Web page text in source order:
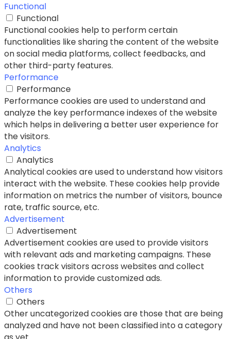
Functional
Functional
Functional cookies help to perform certain
functionalities like sharing the content of the website
on social media platforms, collect feedbacks, and
other third-party features.
Performance
Performance
Performance cookies are used to understand and
analyze the key performance indexes of the website
which helps in delivering a better user experience for
the visitors.
Analytics
Analytics
Analytical cookies are used to understand how visitors
interact with the website. These cookies help provide
information on metrics the number of visitors, bounce
rate, traffic source, etc.
Advertisement
Advertisement
Advertisement cookies are used to provide visitors
with relevant ads and marketing campaigns. These
cookies track visitors across websites and collect
information to provide customized ads.
Others
Others
Other uncategorized cookies are those that are being
analyzed and have not been classified into a category